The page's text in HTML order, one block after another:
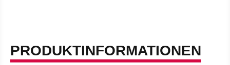
PRODUKTINFORMATIONEN